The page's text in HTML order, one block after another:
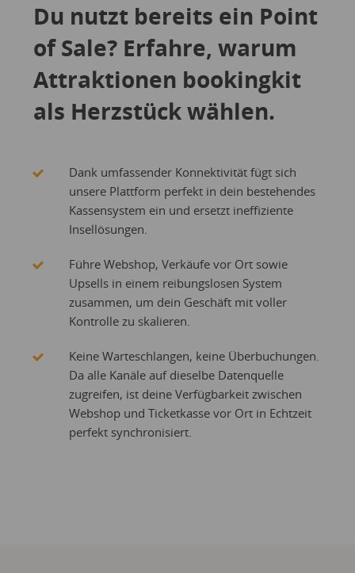
Du nutzt bereits ein Point
of Sale? Erfahre, warum
Attraktionen bookingkit
als Herzstück wählen.
Dank umfassender Konnektivität fügt sich
unsere Plattform perfekt in dein bestehendes
Kassensystem ein und ersetzt ineffiziente
Insellösungen.
Führe Webshop, Verkäufe vor Ort sowie
Upsells in einem reibungslosen System
zusammen, um dein Geschäft mit voller
Kontrolle zu skalieren.
Keine Warteschlangen, keine Überbuchungen.
Da alle Kanäle auf dieselbe Datenquelle
zugreifen, ist deine Verfügbarkeit zwischen
Webshop und Ticketkasse vor Ort in Echtzeit
perfekt synchronisiert.